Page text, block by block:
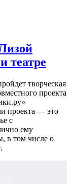
театре
творческая
проекта
проекта — это
с
ему
в том числе о